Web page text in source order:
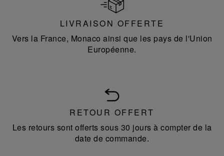
LIVRAISON OFFERTE
Vers la France, Monaco ainsi que les pays de l'Union
Européenne.
RETOUR OFFERT
Les retours sont offerts sous 30 jours à compter de la
date de commande.